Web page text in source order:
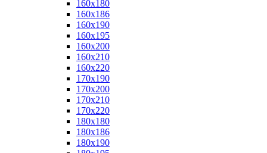
160x180
160x186
160x190
160x195
160x200
160x210
160x220
170x190
170x200
170x210
170x220
180x180
180x186
180x190